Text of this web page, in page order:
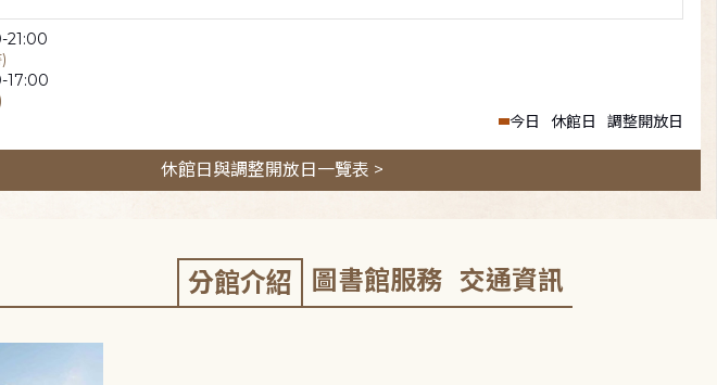
21:00
17:00
今日 休館日 調整開放日
休館日與調整開放日一覽表 >
分館介紹 圖書館服務 交通資訊